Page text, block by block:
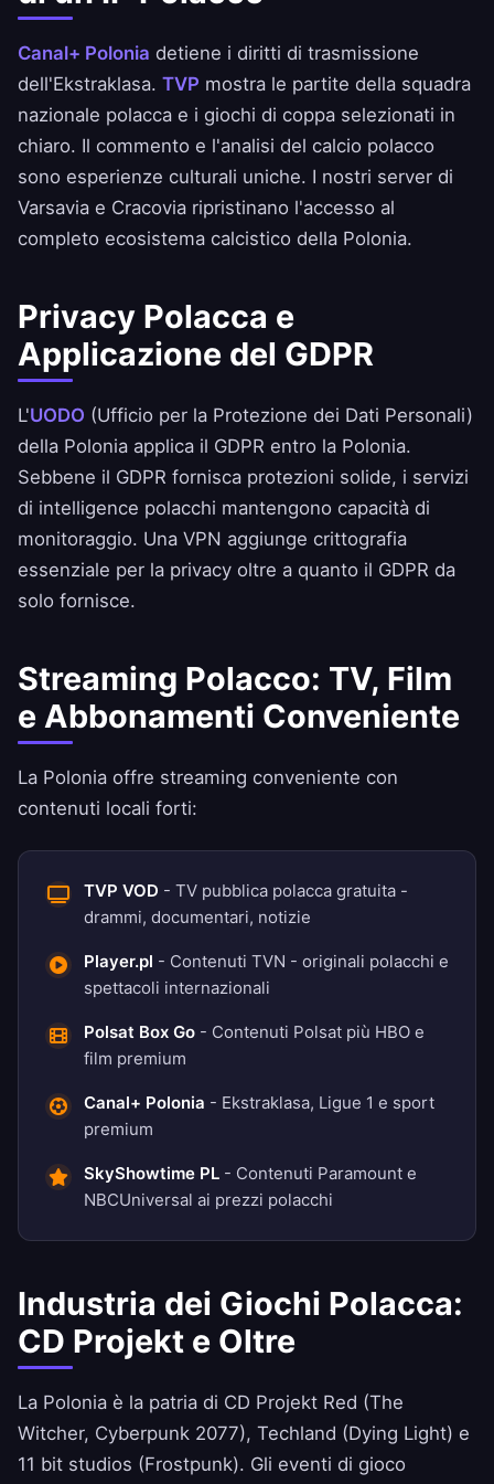
Canal+ Polonia detiene i diritti di trasmissione
dell'Ekstraklasa. TVP mostra le partite della squadra
nazionale polacca e i giochi di coppa selezionati in
chiaro. Il commento e l'analisi del calcio polacco
sono esperienze culturali uniche. I nostri server di
Varsavia e Cracovia ripristinano l'accesso al
completo ecosistema calcistico della Polonia.
Privacy Polacca e
Applicazione del GDPR
L'UODO (Ufficio per la Protezione dei Dati Personali)
della Polonia applica il GDPR entro la Polonia.
Sebbene il GDPR fornisca protezioni solide, i servizi
di intelligence polacchi mantengono capacità di
monitoraggio. Una VPN aggiunge crittografia
essenziale per la privacy oltre a quanto il GDPR da
solo fornisce.
Streaming Polacco: TV, Film
e Abbonamenti Conveniente
La Polonia offre streaming conveniente con
contenuti locali forti:
TVP VOD - TV pubblica polacca gratuita -
drammi, documentari, notizie
Player.pl - Contenuti TVN - originali polacchi e
spettacoli internazionali
Polsat Box Go - Contenuti Polsat più HBO e
film premium
Canal+ Polonia - Ekstraklasa, Ligue 1 e sport
premium
SkyShowtime PL - Contenuti Paramount e
NBCUniversal ai prezzi polacchi
Industria dei Giochi Polacca:
CD Projekt e Oltre
La Polonia è la patria di CD Projekt Red (The
Witcher, Cyberpunk 2077), Techland (Dying Light) e
11 bit studios (Frostpunk). Gli eventi di gioco